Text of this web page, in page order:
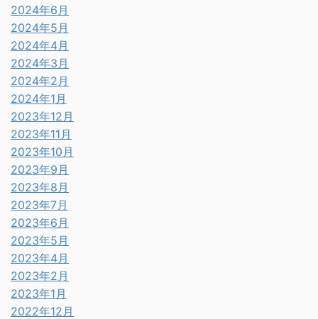
2024年6月
2024年5月
2024年4月
2024年3月
2024年2月
2024年1月
2023年12月
2023年11月
2023年10月
2023年9月
2023年8月
2023年7月
2023年6月
2023年5月
2023年4月
2023年2月
2023年1月
2022年12月